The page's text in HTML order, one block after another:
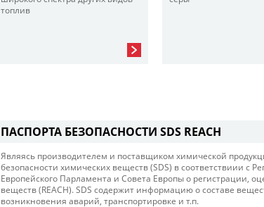
топлив
ПАСПОРТА БЕЗОПАСНОСТИ SDS REACH
Являясь производителем и поставщиком химической
безопасности химических веществ (SDS) в соответствиии с
Европейского Парламента и Совета Европы о регистрации,
веществ (REACH). SDS содержит информацию о составе
возникновения аварий, транспортировке и т.п.